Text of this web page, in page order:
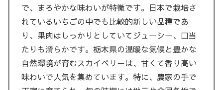
で、まろやかな味わいが特徴です。日本で栽培さ
れているいちごの中でも比較的新しい品種であ
り、果肉はしっかりとしていてジューシー、口当
たりも滑らかです。栃木県の温暖な気候と豊かな
自然環境が育むスカイベリーは、甘くて香り高い
味わいで人気を集めています。特に、農家の手で